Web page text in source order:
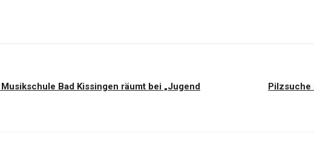
Bad Kissingen räumt bei „Jugend
Pilzsuche